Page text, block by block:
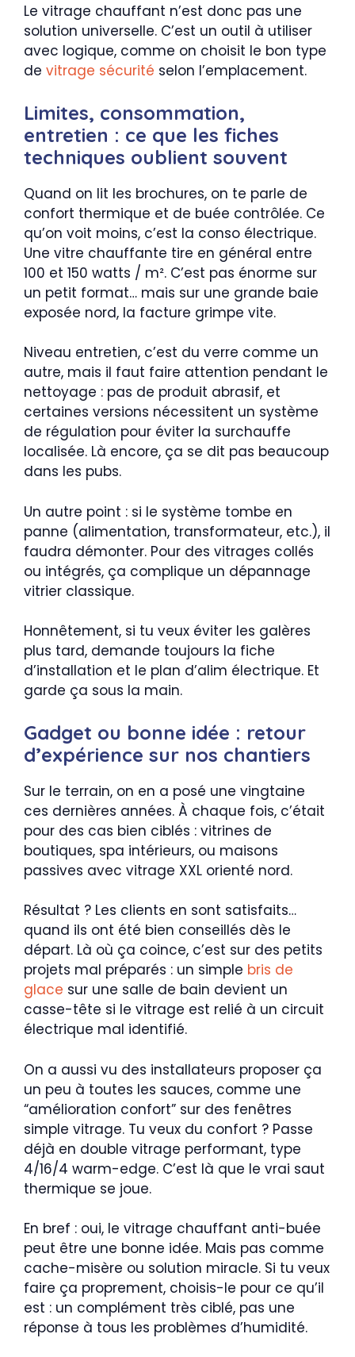
Le vitrage chauffant n’est donc pas une
solution universelle. C’est un outil à utiliser
avec logique, comme on choisit le bon type
de vitrage sécurité selon l’emplacement.
Limites, consommation,
entretien : ce que les fiches
techniques oublient souvent
Quand on lit les brochures, on te parle de
confort thermique et de buée contrôlée. Ce
qu’on voit moins, c’est la conso électrique.
Une vitre chauffante tire en général entre
100 et 150 watts / m². C’est pas énorme sur
un petit format… mais sur une grande baie
exposée nord, la facture grimpe vite.
Niveau entretien, c’est du verre comme un
autre, mais il faut faire attention pendant le
nettoyage : pas de produit abrasif, et
certaines versions nécessitent un système
de régulation pour éviter la surchauffe
localisée. Là encore, ça se dit pas beaucoup
dans les pubs.
Un autre point : si le système tombe en
panne (alimentation, transformateur, etc.), il
faudra démonter. Pour des vitrages collés
ou intégrés, ça complique un dépannage
vitrier classique.
Honnêtement, si tu veux éviter les galères
plus tard, demande toujours la fiche
d’installation et le plan d’alim électrique. Et
garde ça sous la main.
Gadget ou bonne idée : retour
d’expérience sur nos chantiers
Sur le terrain, on en a posé une vingtaine
ces dernières années. À chaque fois, c’était
pour des cas bien ciblés : vitrines de
boutiques, spa intérieurs, ou maisons
passives avec vitrage XXL orienté nord.
Résultat ? Les clients en sont satisfaits…
quand ils ont été bien conseillés dès le
départ. Là où ça coince, c’est sur des petits
projets mal préparés : un simple bris de
glace sur une salle de bain devient un
casse-tête si le vitrage est relié à un circuit
électrique mal identifié.
On a aussi vu des installateurs proposer ça
un peu à toutes les sauces, comme une
“amélioration confort” sur des fenêtres
simple vitrage. Tu veux du confort ? Passe
déjà en double vitrage performant, type
4/16/4 warm-edge. C’est là que le vrai saut
thermique se joue.
En bref : oui, le vitrage chauffant anti-buée
peut être une bonne idée. Mais pas comme
cache-misère ou solution miracle. Si tu veux
faire ça proprement, choisis-le pour ce qu’il
est : un complément très ciblé, pas une
réponse à tous les problèmes d’humidité.